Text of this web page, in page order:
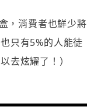
，消費者也鮮少將
只有5%的人能徒
去炫耀了！）